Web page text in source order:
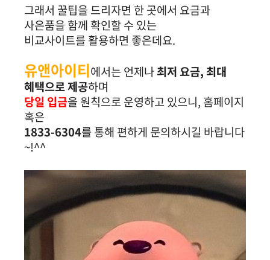
그래서 꿀팁을 드리자면 한 곳에서 요금과
사은품을 함께 확인할 수 있는
비교사이트를 활용하면 좋은데요.
유앤아이티에서는 언제나최저 요금, 최대
혜택으로 제공하며
당일 입금을 원칙으로 운영하고 있으니, 홈페이지
혹은
1833-6304를 통해 편하게 문의하시길 바랍니다
~!^^